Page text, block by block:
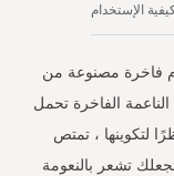
فاخرة مصنوعة من
الفاخرة تحمل
لتكوينها ، تمتص
تشعر بالنعومة
الإستخدام